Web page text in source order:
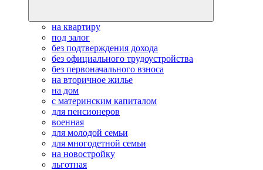
на квартиру
под залог
без подтверждения дохода
без официального трудоустройства
без первоначального взноса
на вторичное жилье
на дом
с материнским капиталом
для пенсионеров
военная
для молодой семьи
для многодетной семьи
на новостройку
льготная